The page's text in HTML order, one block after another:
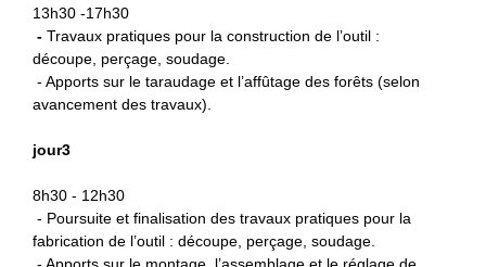
13h30 -17h30
- Travaux pratiques pour la construction de l’outil :
découpe, perçage, soudage.
- Apports sur le taraudage et l’affûtage des forêts (selon
avancement des travaux).
jour3
8h30 - 12h30
- Poursuite et finalisation des travaux pratiques pour la
fabrication de l’outil : découpe, perçage, soudage.